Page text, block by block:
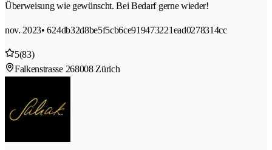
Überweisung wie gewünscht. Bei Bedarf gerne wieder!
nov. 2023• 624db32d8be5f5cb6ce919473221ead0278314cc
5(83)
Falkenstrasse 268008 Zürich